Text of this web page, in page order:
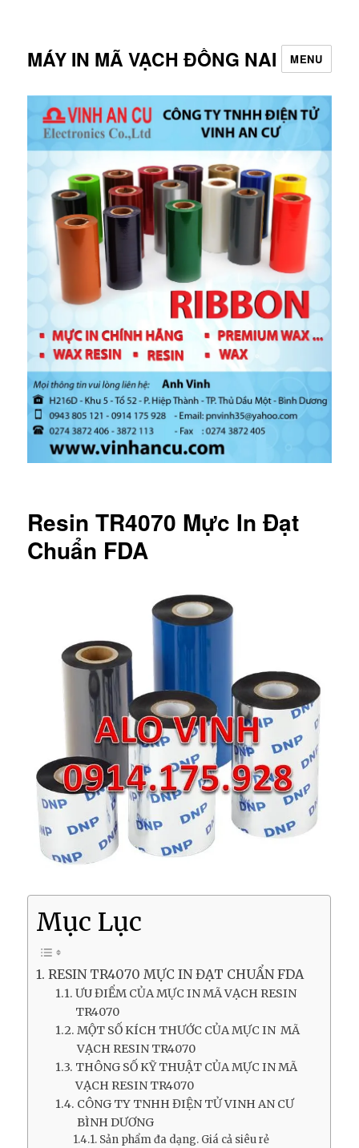
MÁY IN MÃ VẠCH ĐỒNG NAI MENU
Resin TR4070 Mực In Đạt
Chuẩn FDA
Mục Lục
RESIN TR4070 MỰC IN ĐẠT CHUẨN FDA
ƯU ĐIỂM CỦA MỰC IN MÃ VẠCH RESIN
TR4070
MỘT SỐ KÍCH THƯỚC CỦA MỰC IN MÃ
VẠCH RESIN TR4070
THÔNG SỐ KỸ THUẬT CỦA MỰC IN MÃ
VẠCH RESIN TR4070
CÔNG TY TNHH ĐIỆN TỬ VINH AN CƯ
BÌNH DƯƠNG
Sản phẩm đa dạng. Giá cả siêu rẻ